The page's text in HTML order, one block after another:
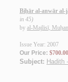
Biḥār al-anwār al-
in 45)
by al-Majlisī,
Issue Year: 2007
Our Price: $700.00
Subject: Hadith